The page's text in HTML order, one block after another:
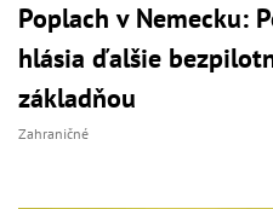
Poplach v Nemecku:
hlásia ďalšie
základňou
Zahraničné